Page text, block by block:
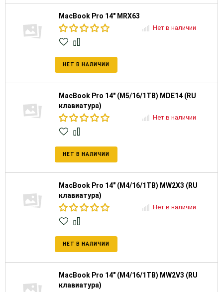
MacBook Pro 14" MRX63
Нет в наличии
НЕТ В НАЛИЧИИ
MacBook Pro 14" (M5/16/1TB) MDE14 (RU
клавиатура)
Нет в наличии
НЕТ В НАЛИЧИИ
MacBook Pro 14" (M4/16/1TB) MW2X3 (RU
клавиатура)
Нет в наличии
НЕТ В НАЛИЧИИ
MacBook Pro 14" (M4/16/1TB) MW2V3 (RU
клавиатура)